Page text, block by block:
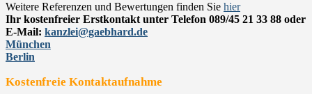
Weitere Referenzen und Bewertungen finden Sie hier
Ihr kostenfreier Erstkontakt unter Telefon 089/45 21 33 88 oder
E-Mail: kanzlei@gaebhard.de
München
Berlin
Kostenfreie Kontaktaufnahme